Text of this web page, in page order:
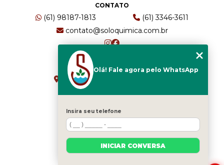
CONTATO
(61) 98187-1813
(61) 3346-3611
contato@soloquimica.com.br
ENDEREÇO
CRS 511 Sul, Bl B, Sl 49 - Asa Sul
Brasília - DF - CEP: 70361-520
HOME
EMPRESA
SERVIÇOS
Olá! Fale agora pelo WhatsApp
Insira seu telefone
INICIAR CONVERSA